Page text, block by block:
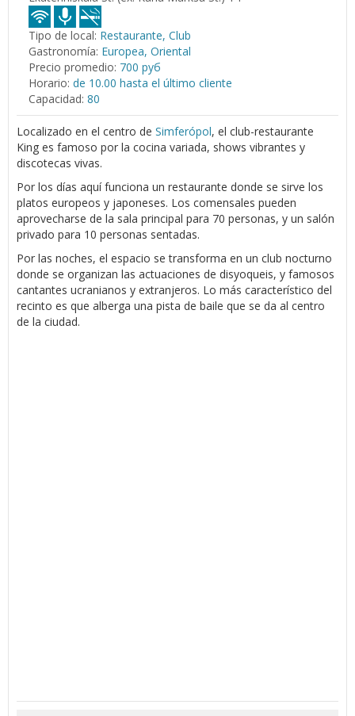
Tipo de local: Restaurante, Club
Gastronomía: Europea, Oriental
Precio promedio: 700 руб
Horario: de 10.00 hasta el último cliente
Capacidad: 80
Localizado en el centro de Simferópol, el club-restaurante
King es famoso por la cocina variada, shows vibrantes y
discotecas vivas.
Por los días aquí funciona un restaurante donde se sirve los
platos europeos y japoneses. Los comensales pueden
aprovecharse de la sala principal para 70 personas, y un salón
privado para 10 personas sentadas.
Por las noches, el espacio se transforma en un club nocturno
donde se organizan las actuaciones de disyoqueis, y famosos
cantantes ucranianos y extranjeros. Lo más característico del
recinto es que alberga una pista de baile que se da al centro
de la ciudad.